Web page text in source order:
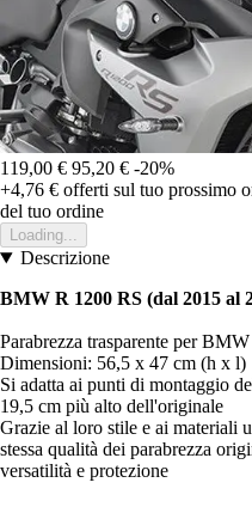
119,00 € 95,20 € -20%
+4,76 € offerti sul tuo prossimo
del tuo ordine
Loading...
Descrizione
BMW R 1200 RS (dal 2015 al
Parabrezza trasparente per
Dimensioni: 56,5 x 47 cm (h x l)
Si adatta ai punti di montaggio
19,5 cm più alto dell'originale
Grazie al loro stile e ai materiali
stessa qualità dei parabrezza
versatilità e protezione